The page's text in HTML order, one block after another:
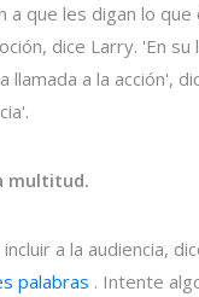
a que les digan lo
dice Larry. 'En
llamada a la acción',
multitud.
a la audiencia,
palabras . Intente